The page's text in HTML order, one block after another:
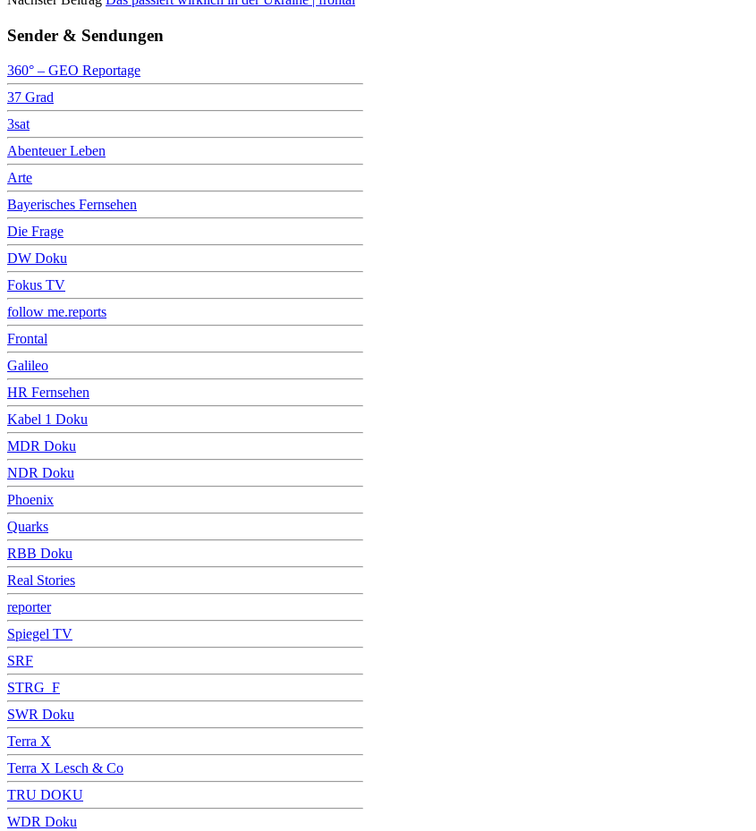
Sender & Sendungen
360° – GEO Reportage
37 Grad
3sat
Abenteuer Leben
Arte
Bayerisches Fernsehen
Die Frage
DW Doku
Fokus TV
follow me.reports
Frontal
Galileo
HR Fernsehen
Kabel 1 Doku
MDR Doku
NDR Doku
Phoenix
Quarks
RBB Doku
Real Stories
reporter
Spiegel TV
SRF
STRG_F
SWR Doku
Terra X
Terra X Lesch & Co
TRU DOKU
WDR Doku